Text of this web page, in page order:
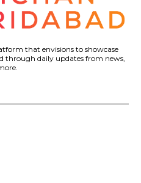
that envisions to showcase
through daily updates from news,